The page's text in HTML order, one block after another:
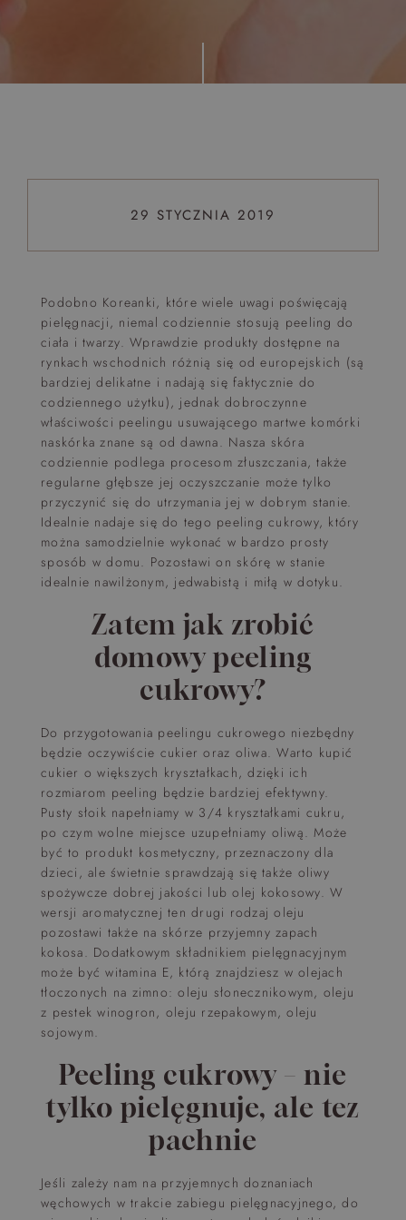
29 STYCZNIA 2019
Podobno Koreanki, które wiele uwagi poświęcają
pielęgnacji, niemal codziennie stosują peeling do
ciała i twarzy. Wprawdzie produkty dostępne na
rynkach wschodnich różnią się od europejskich (są
bardziej delikatne i nadają się faktycznie do
codziennego użytku), jednak dobroczynne
właściwości peelingu usuwającego martwe komórki
naskórka znane są od dawna. Nasza skóra
codziennie podlega procesom złuszczania, także
regularne głębsze jej oczyszczanie może tylko
przyczynić się do utrzymania jej w dobrym stanie.
Idealnie nadaje się do tego peeling cukrowy, który
można samodzielnie wykonać w bardzo prosty
sposób w domu. Pozostawi on skórę w stanie
idealnie nawilżonym, jedwabistą i miłą w dotyku.
Zatem jak zrobić
domowy peeling
cukrowy?
Do przygotowania peelingu cukrowego niezbędny
będzie oczywiście cukier oraz oliwa. Warto kupić
cukier o większych kryształkach, dzięki ich
rozmiarom peeling będzie bardziej efektywny.
Pusty słoik napełniamy w 3/4 kryształkami cukru,
po czym wolne miejsce uzupełniamy oliwą. Może
być to produkt kosmetyczny, przeznaczony dla
dzieci, ale świetnie sprawdzają się także oliwy
spożywcze dobrej jakości lub olej kokosowy. W
wersji aromatycznej ten drugi rodzaj oleju
pozostawi także na skórze przyjemny zapach
kokosa. Dodatkowym składnikiem pielęgnacyjnym
może być witamina E, którą znajdziesz w olejach
tłoczonych na zimno: oleju słonecznikowym, oleju
z pestek winogron, oleju rzepakowym, oleju
sojowym.
Peeling cukrowy – nie
tylko pielęgnuje, ale tez
pachnie
Jeśli zależy nam na przyjemnych doznaniach
węchowych w trakcie zabiegu pielęgnacyjnego, do